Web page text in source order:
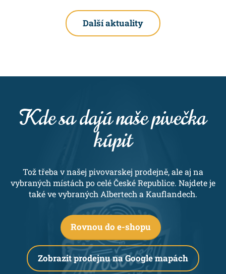
Další aktuality
Kde sa dajú naše pivečka
kúpit
Tož třeba v našej pivovarskej prodejně, ale aj na
vybraných místách po celé České Republice. Najdete je
také ve vybraných Albertech a Kauflandech.
Rovnou do e-shopu
Zobrazit prodejnu na Google mapách